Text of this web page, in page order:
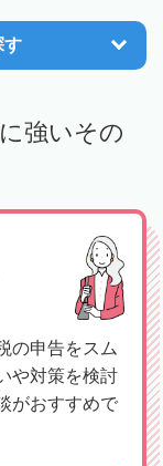
す
強いその
の申告をスム
や対策を検討
がおすすめで